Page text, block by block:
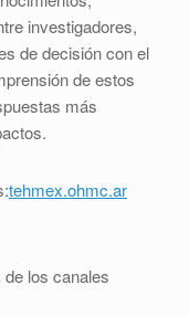
investigadores,
de decisión con el
de estos
más
tehmex.ohmc.ar
los canales